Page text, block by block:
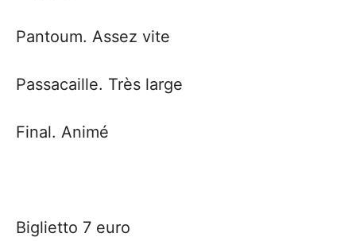
Pantoum. Assez vite
Passacaille. Très large
Final. Animé
Biglietto 7 euro